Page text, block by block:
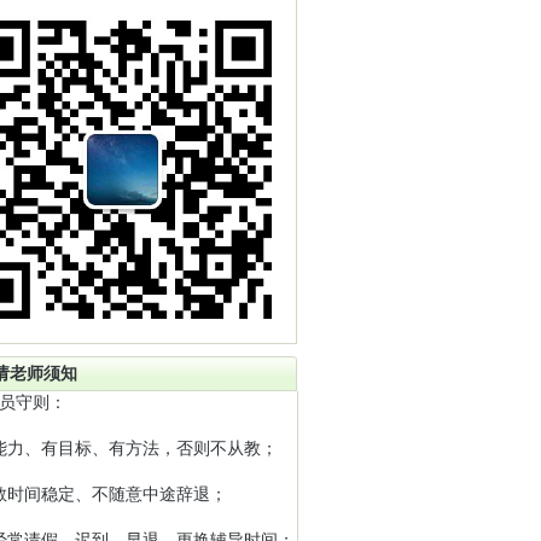
老师须知
守则：
力、有目标、有方法，否则不从教；
时间稳定、不随意中途辞退；